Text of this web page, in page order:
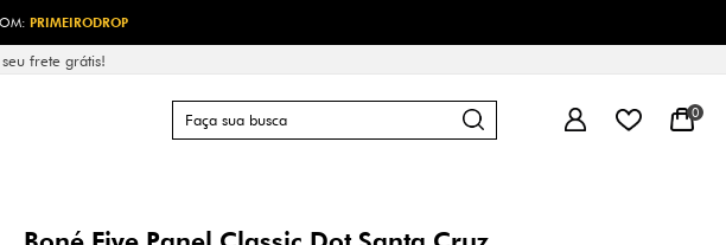
PRIMEIRODROP
frete grátis!
0